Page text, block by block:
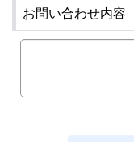
お問い合わせ内容